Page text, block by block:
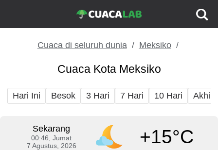
Cuaca di seluruh dunia Meksiko
Cuaca Kota Meksiko
Hari Ini Besok 3 Hari 7 Hari 10 Hari Akhir
Sekarang
00:46, Jumat
7 Agustus, 2026
+15°C